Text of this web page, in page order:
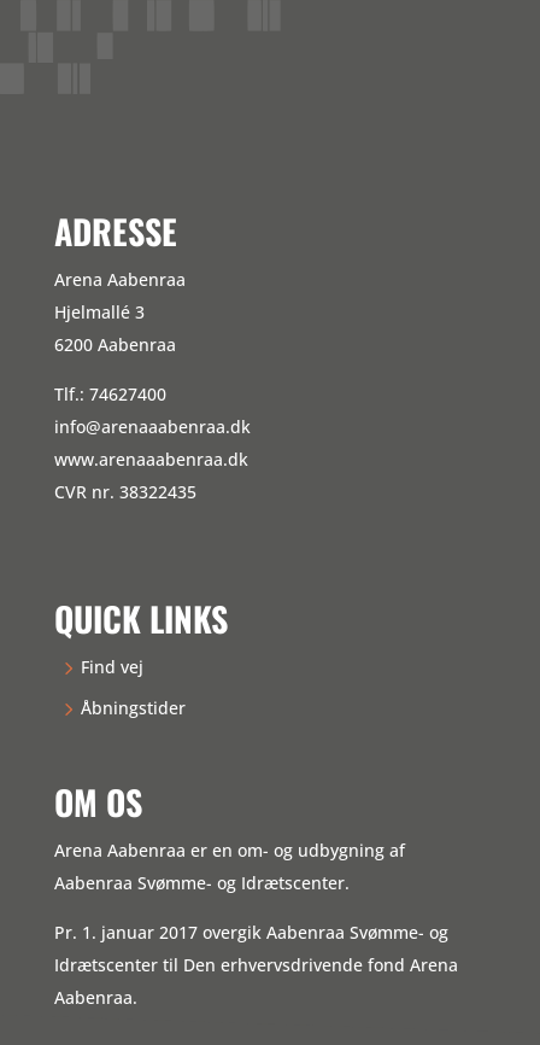
ADRESSE
Arena Aabenraa
Hjelmallé 3
6200 Aabenraa
Tlf.: 74627400
info@arenaaabenraa.dk
www.arenaaabenraa.dk
CVR nr. 38322435
QUICK LINKS
Find vej
Åbningstider
OM OS
Arena Aabenraa er en om- og udbygning af
Aabenraa Svømme- og Idrætscenter.
Pr. 1. januar 2017 overgik Aabenraa Svømme- og
Idrætscenter til Den erhvervsdrivende fond Arena
Aabenraa.